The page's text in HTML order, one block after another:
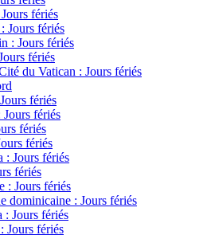
fériés
Jours fériés
: Jours fériés
fériés
du Vatican : Jours fériés
fériés
Jours fériés
fériés
fériés
: Jours fériés
fériés
: Jours fériés
dominicaine : Jours fériés
: Jours fériés
Jours fériés